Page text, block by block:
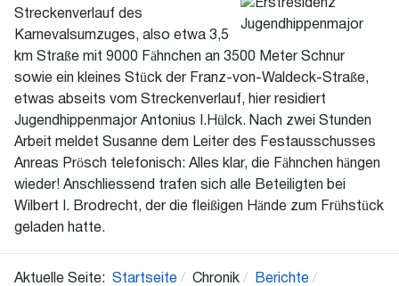
Streckenverlauf des
Karnevalsumzuges, also etwa 3,5
km Straße mit 9000 Fähnchen an 3500 Meter Schnur
sowie ein kleines Stück der Franz-von-Waldeck-Straße,
etwas abseits vom Streckenverlauf, hier residiert
Jugendhippenmajor Antonius I.Hülck. Nach zwei Stunden
Arbeit meldet Susanne dem Leiter des Festausschusses
Anreas Prösch telefonisch: Alles klar, die Fähnchen hängen
wieder! Anschliessend trafen sich alle Beteiligten bei
Wilbert I. Brodrecht, der die fleißigen Hände zum Frühstück
geladen hatte.
Aktuelle Seite: Startseite Chronik Berichte